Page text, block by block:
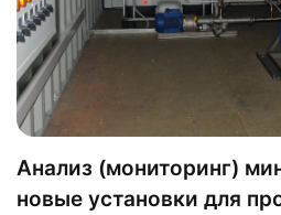
Анализ (мониторинг)
новые установки для